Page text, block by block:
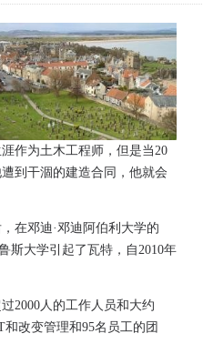
作为土木工程师，但是当20
到干涸的建造合同，他就会
在邓迪·邓迪阿伯利大学的
斯大学引起了瓦特，自2010年
2000人的工作人员和大约
改变管理和95名员工的团